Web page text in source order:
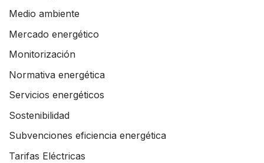
Medio ambiente
Mercado energético
Monitorización
Normativa energética
Servicios energéticos
Sostenibilidad
Subvenciones eficiencia energética
Tarifas Eléctricas